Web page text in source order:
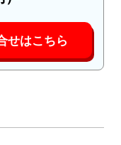
せはこちら